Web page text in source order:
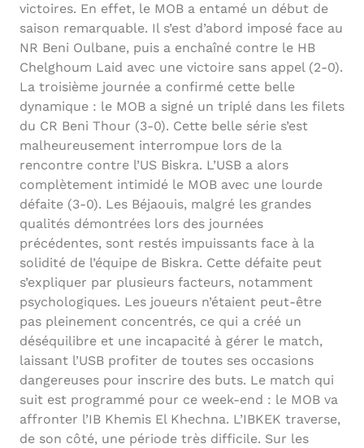
victoires. En effet, le MOB a entamé un début de
saison remarquable. Il s’est d’abord imposé face au
NR Beni Oulbane, puis a enchaîné contre le HB
Chelghoum Laid avec une victoire sans appel (2-0).
La troisième journée a confirmé cette belle
dynamique : le MOB a signé un triplé dans les filets
du CR Beni Thour (3-0). Cette belle série s’est
malheureusement interrompue lors de la
rencontre contre l’US Biskra. L’USB a alors
complètement intimidé le MOB avec une lourde
défaite (3-0). Les Béjaouis, malgré les grandes
qualités démontrées lors des journées
précédentes, sont restés impuissants face à la
solidité de l’équipe de Biskra. Cette défaite peut
s’expliquer par plusieurs facteurs, notamment
psychologiques. Les joueurs n’étaient peut-être
pas pleinement concentrés, ce qui a créé un
déséquilibre et une incapacité à gérer le match,
laissant l’USB profiter de toutes ses occasions
dangereuses pour inscrire des buts. Le match qui
suit est programmé pour ce week-end : le MOB va
affronter l’IB Khemis El Khechna. L’IBKEK traverse,
de son côté, une période très difficile. Sur les